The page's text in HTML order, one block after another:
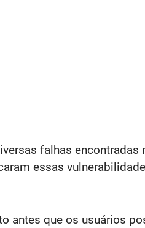
falhas encontradas
essas
antes que os usuários